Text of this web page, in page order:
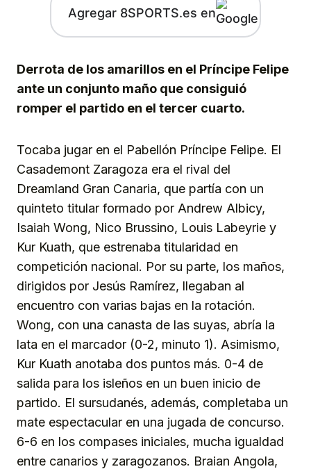
Agregar 8SPORTS.es en
Derrota de los amarillos en el Príncipe Felipe
ante un conjunto maño que consiguió
romper el partido en el tercer cuarto.
Tocaba jugar en el Pabellón Príncipe Felipe. El
Casademont Zaragoza era el rival del
Dreamland Gran Canaria, que partía con un
quinteto titular formado por Andrew Albicy,
Isaiah Wong, Nico Brussino, Louis Labeyrie y
Kur Kuath, que estrenaba titularidad en
competición nacional. Por su parte, los maños,
dirigidos por Jesús Ramírez, llegaban al
encuentro con varias bajas en la rotación.
Wong, con una canasta de las suyas, abría la
lata en el marcador (0-2, minuto 1). Asimismo,
Kur Kuath anotaba dos puntos más. 0-4 de
salida para los isleños en un buen inicio de
partido. El sursudanés, además, completaba un
mate espectacular en una jugada de concurso.
6-6 en los compases iniciales, mucha igualdad
entre canarios y zaragozanos. Braian Angola,